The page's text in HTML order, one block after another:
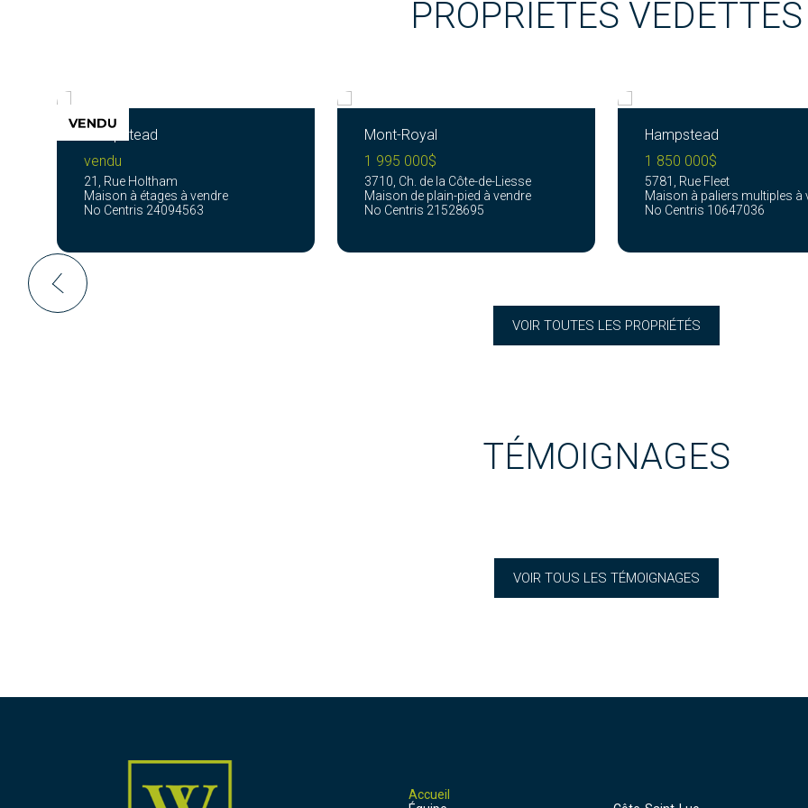
PROPRIÉTÉS VEDETTES
Hampstead
vendu
21, Rue Holtham
Maison à étages à vendre
No Centris 24094563
Mont-Royal
1 995 000$
3710, Ch. de la Côte-de-Liesse
Maison de plain-pied à vendre
No Centris 21528695
Hampstead
1 850 000$
5781, Rue Fleet
Maison à paliers multiples à
No Centris 10647036
VOIR TOUTES LES PROPRIÉTÉS
TÉMOIGNAGES
VOIR TOUS LES TÉMOIGNAGES
Accueil